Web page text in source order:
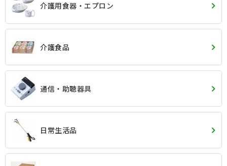
介護用食器・エプロン
介護食品
通信・助聴器具
日常生活品